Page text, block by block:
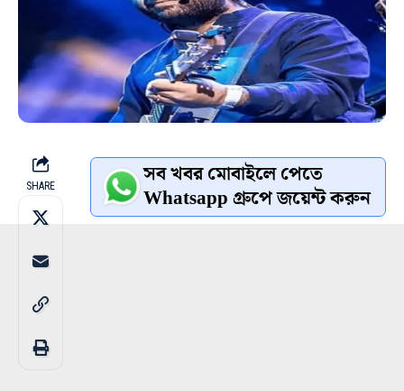
SHARE সব খবর মোবাইলে পেতে
Whatsapp গ্রুপে জয়েন্ট করুন